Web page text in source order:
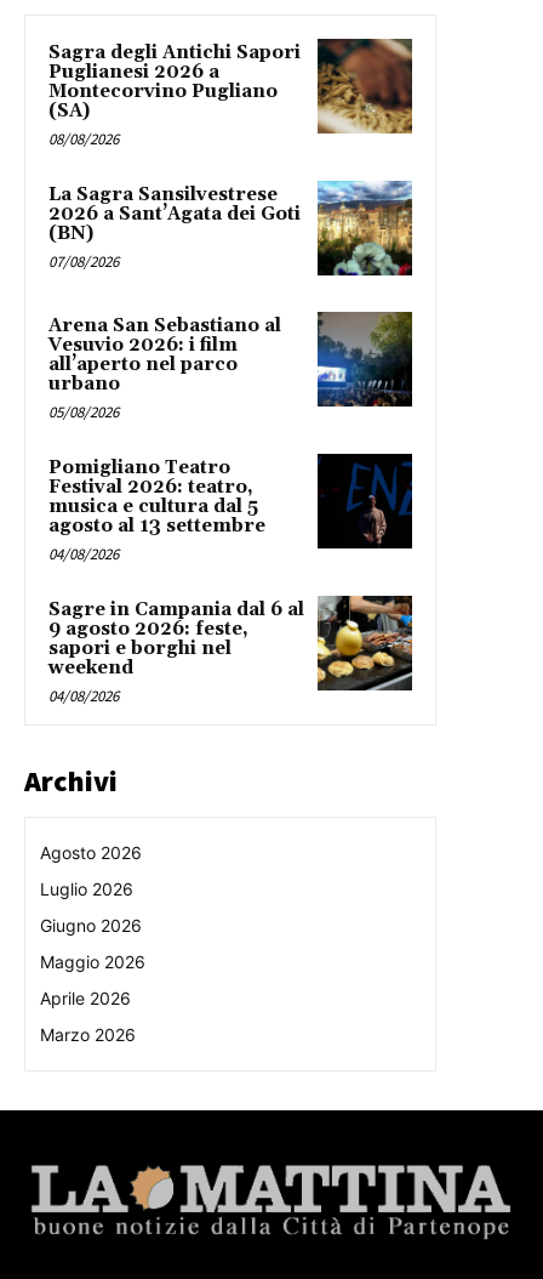
Sagra degli Antichi Sapori
Puglianesi 2026 a
Montecorvino Pugliano
(SA)
08/08/2026
La Sagra Sansilvestrese
2026 a Sant’Agata dei Goti
(BN)
07/08/2026
Arena San Sebastiano al
Vesuvio 2026: i film
all’aperto nel parco
urbano
05/08/2026
Pomigliano Teatro
Festival 2026: teatro,
musica e cultura dal 5
agosto al 13 settembre
04/08/2026
Sagre in Campania dal 6 al
9 agosto 2026: feste,
sapori e borghi nel
weekend
04/08/2026
Archivi
Agosto 2026
Luglio 2026
Giugno 2026
Maggio 2026
Aprile 2026
Marzo 2026